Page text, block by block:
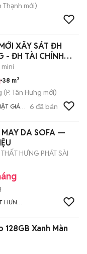
Thạnh mới)
XÂY SÁT ĐH
- ĐH TÀI CHÍNH
38 m²
(P. Tân Hưng mới)
GIÁ
6 đã bán
MAY DA SOFA —
HƯNG PHÁT SÀI
HƯNG
128GB Xanh Màn